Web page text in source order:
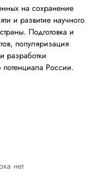
на сохранение
и развитие научного
Подготовка и
популяризация
разработки
потенциала России.
нет